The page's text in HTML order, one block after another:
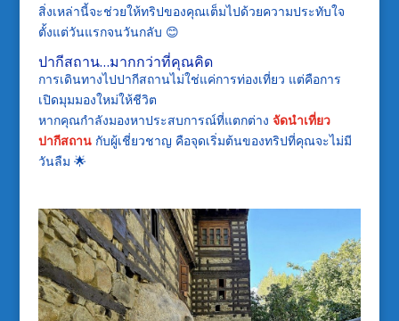
สิ่งเหล่านี้จะช่วยให้ทริปของคุณเต็มไปด้วยความประทับใจ
ตั้งแต่วันแรกจนวันกลับ 😊
ปากีสถาน…มากกว่าที่คุณคิด
การเดินทางไปปากีสถานไม่ใช่แค่การท่องเที่ยว แต่คือการ
เปิดมุมมองใหม่ให้ชีวิต
หากคุณกำลังมองหาประสบการณ์ที่แตกต่าง จัดนำเที่ยว
ปากีสถานกับผู้เชี่ยวชาญ คือจุดเริ่มต้นของทริปที่คุณจะไม่มี
วันลืม 🌟